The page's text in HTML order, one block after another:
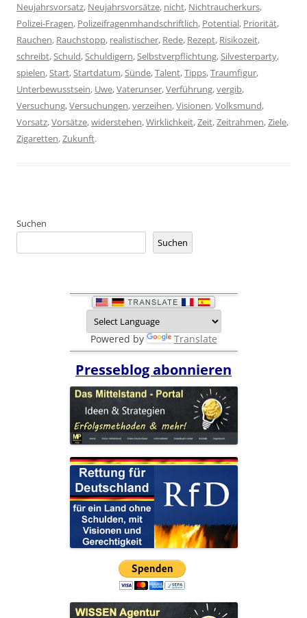
Neujahrsvorsatz, Neujahrsvorsätze, nicht, Nichtraucherkurs,
Polizei-Fragen, Polizeifragenmhandschriftlich, Potential, Priorität,
Rauchen, Rauchstopp, realistischer, Rede, Rezept, Risikozeit,
schreibt, Schuld, Schuldigern, Selbstverpflichtung, Silvesterparty,
spielen, Start, Startdatum, Sünde,Talent,Tipps,Traumfigur,
Unterbewusstsein, Uwe,Vaterunser,Verführung,vergib,
Versuchung,Versuchungen,verzeihen,Visionen,Volksmund,
Vorsatz,Vorsätze,widerstehen,Wirklichkeit,Zeit,Zeitrahmen,Ziele,
Zigaretten,Zukunft.
Suchen
Suchen
Powered by Translate
Presseblog abonnieren